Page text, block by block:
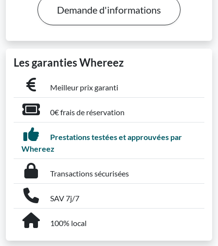
Demande d'informations
Les garanties Whereez
Meilleur prix garanti
0€ frais de réservation
Prestations testées et approuvées par
Whereez
Transactions sécurisées
SAV 7j/7
100% local